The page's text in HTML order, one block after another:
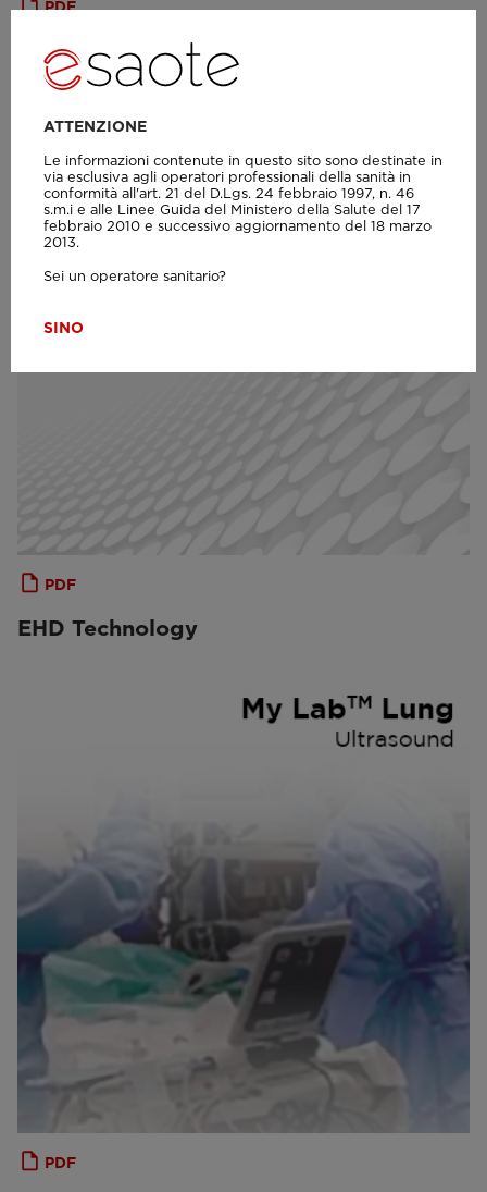
PDF
MyLab Lung Ultrasound Protocol
PDF
EHD Technology
PDF
ATTENZIONE
Le informazioni contenute in questo sito sono destinate in
via esclusiva agli operatori professionali della sanità in
conformità all'art. 21 del D.Lgs. 24 febbraio 1997, n. 46
s.m.i e alle Linee Guida del Ministero della Salute del 17
febbraio 2010 e successivo aggiornamento del 18 marzo
2013.
Sei un operatore sanitario?
SINO